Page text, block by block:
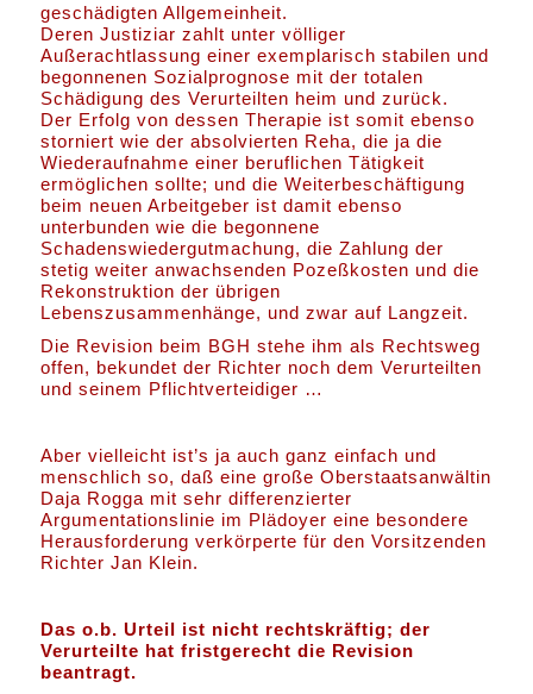
geschädigten Allgemeinheit.
Deren Justiziar zahlt unter völliger
Außerachtlassung einer exemplarisch stabilen und
begonnenen Sozialprognose mit der totalen
Schädigung des Verurteilten heim und zurück.
Der Erfolg von dessen Therapie ist somit ebenso
storniert wie der absolvierten Reha, die ja die
Wiederaufnahme einer beruflichen Tätigkeit
ermöglichen sollte; und die Weiterbeschäftigung
beim neuen Arbeitgeber ist damit ebenso
unterbunden wie die begonnene
Schadenswiedergutmachung, die Zahlung der
stetig weiter anwachsenden Pozeßkosten und die
Rekonstruktion der übrigen
Lebenszusammenhänge, und zwar auf Langzeit.
Die Revision beim BGH stehe ihm als Rechtsweg
offen, bekundet der Richter noch dem Verurteilten
und seinem Pflichtverteidiger …
Aber vielleicht ist’s ja auch ganz einfach und
menschlich so, daß eine große Oberstaatsanwältin
Daja Rogga mit sehr differenzierter
Argumentationslinie im Plädoyer eine besondere
Herausforderung verkörperte für den Vorsitzenden
Richter Jan Klein.
Das o.b. Urteil ist nicht rechtskräftig; der
Verurteilte hat fristgerecht die Revision
beantragt.